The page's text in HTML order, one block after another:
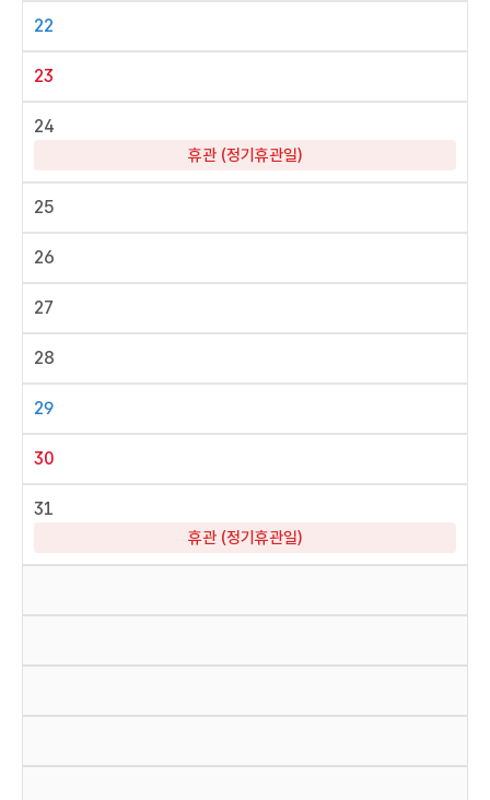
22
23
24
휴관 (정기휴관일)
25
26
27
28
29
30
31
휴관 (정기휴관일)